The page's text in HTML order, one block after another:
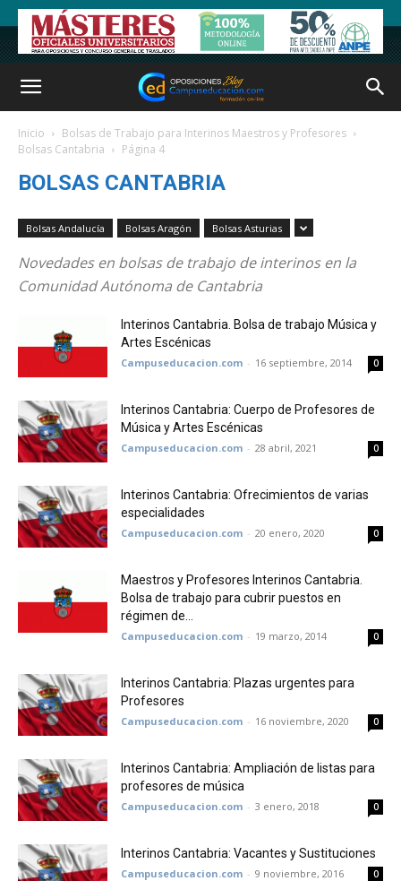
Inicio
Bolsas de Trabajo para Interinos Maestros y Profesores
Bolsas Cantabria
Página 4
BOLSAS CANTABRIA
Bolsas Andalucía Bolsas Aragón Bolsas Asturias
Novedades en bolsas de trabajo de interinos en la
Comunidad Autónoma de Cantabria
Interinos Cantabria. Bolsa de trabajo Música y
Artes Escénicas
Campuseducacion.com - 16 septiembre, 2014 0
Interinos Cantabria: Cuerpo de Profesores de
Música y Artes Escénicas
Campuseducacion.com - 28 abril, 2021 0
Interinos Cantabria: Ofrecimientos de varias
especialidades
Campuseducacion.com - 20 enero, 2020 0
Maestros y Profesores Interinos Cantabria.
Bolsa de trabajo para cubrir puestos en
régimen de...
Campuseducacion.com - 19 marzo, 2014 0
Interinos Cantabria: Plazas urgentes para
Profesores
Campuseducacion.com - 16 noviembre, 2020 0
Interinos Cantabria: Ampliación de listas para
profesores de música
Campuseducacion.com - 3 enero, 2018 0
Interinos Cantabria: Vacantes y Sustituciones
Campuseducacion.com - 9 noviembre, 2016 0